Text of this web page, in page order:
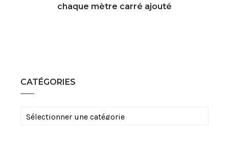
chaque mètre carré ajouté
CATÉGORIES
Catégories